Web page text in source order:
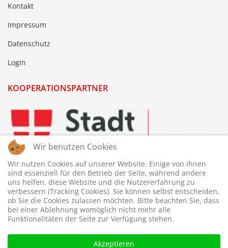
Kontakt
Impressum
Datenschutz
Login
KOOPERATIONSPARTNER
Wir benutzen Cookies
Wir nutzen Cookies auf unserer Website. Einige von ihnen
sind essenziell für den Betrieb der Seite, während andere
uns helfen, diese Website und die Nutzererfahrung zu
verbessern (Tracking Cookies). Sie können selbst entscheiden,
ob Sie die Cookies zulassen möchten. Bitte beachten Sie, dass
bei einer Ablehnung womöglich nicht mehr alle
Funktionalitäten der Seite zur Verfügung stehen.
Akzeptieren